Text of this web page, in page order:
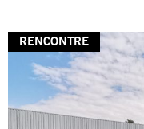
RENCONTRE